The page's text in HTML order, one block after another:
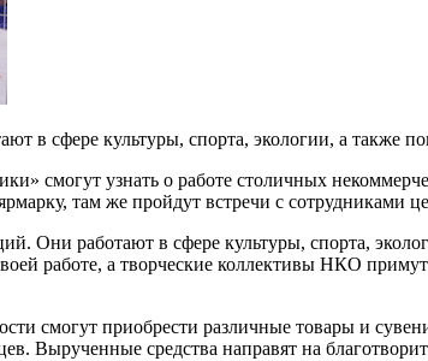
в сфере культуры, спорта, экологии, а также
смогут узнать о работе столичных
там же пройдут встречи с сотрудниками
Они работают в сфере культуры, спорта,
работе, а творческие коллективы НКО
смогут приобрести различные товары и
Вырученные средства направят на